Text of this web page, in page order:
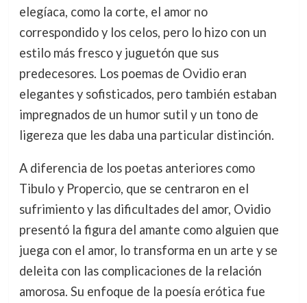
elegíaca, como la corte, el amor no
correspondido y los celos, pero lo hizo con un
estilo más fresco y juguetón que sus
predecesores. Los poemas de Ovidio eran
elegantes y sofisticados, pero también estaban
impregnados de un humor sutil y un tono de
ligereza que les daba una particular distinción.
A diferencia de los poetas anteriores como
Tibulo y Propercio, que se centraron en el
sufrimiento y las dificultades del amor, Ovidio
presentó la figura del amante como alguien que
juega con el amor, lo transforma en un arte y se
deleita con las complicaciones de la relación
amorosa. Su enfoque de la poesía erótica fue